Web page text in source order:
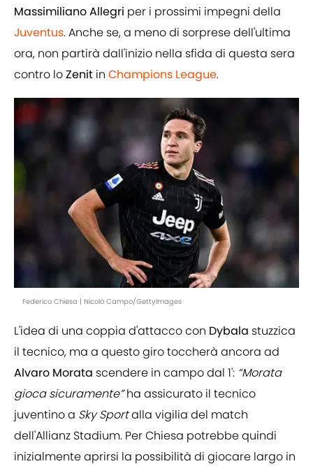
Massimiliano Allegri per i prossimi impegni della
Juventus. Anche se, a meno di sorprese dell'ultima
ora, non partirà dall'inizio nella sfida di questa sera
contro loZenit in Champions League.
Federico Chiesa | Nicolò Campo/GettyImages
L'idea di una coppia d'attacco con Dybala stuzzica
il tecnico, ma a questo giro toccherà ancora ad
Alvaro Morata scendere in campo dal 1': “Morata
gioca sicuramente”ha assicurato il tecnico
juventino a Sky Sportalla vigilia del match
dell'Allianz Stadium. Per Chiesa potrebbe quindi
inizialmente aprirsi la possibilità di giocare largo in